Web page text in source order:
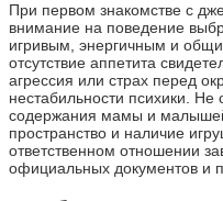
При первом знакомстве с
внимание на поведение
игривым, энергичным и
отсутствие аппетита
агрессия или страх перед
нестабильности психики. Не
содержания мамы и
пространство и наличие
ответственном отношении
официальных документов и